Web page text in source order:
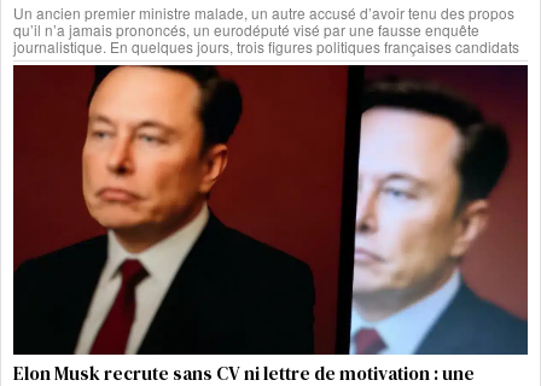
Un ancien premier ministre malade, un autre accusé d’avoir tenu des propos
qu’il n’a jamais prononcés, un eurodéputé visé par une fausse enquête
journalistique. En quelques jours, trois figures politiques françaises candidats
Elon Musk recrute sans CV ni lettre de motivation : une